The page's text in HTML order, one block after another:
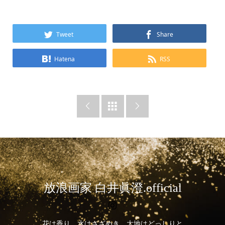
Tweet Share
Hatena RSS
  
放浪画家 白井眞澄.official